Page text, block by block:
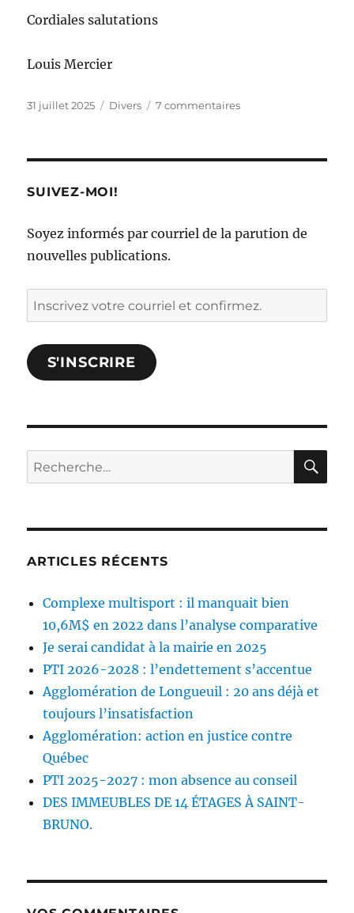
Cordiales salutations
Louis Mercier
Publié
31 juillet 2025 Catégories
Divers 7 commentairessur
SUIVEZ-MOI!
Soyez informés par courriel de la parution de
nouvelles publications.
Inscrivez
votre
courriel
et
S'INSCRIRE
Rechercher :
ARTICLES RÉCENTS
Complexe multisport : il manquait bien
10,6M$ en 2022 dans l’analyse comparative
Je serai candidat à la mairie en 2025
PTI 2026-2028 : l’endettement s’accentue
Agglomération de Longueuil : 20 ans déjà et
toujours l’insatisfaction
Agglomération: action en justice contre
Québec
PTI 2025-2027 : mon absence au conseil
DES IMMEUBLES DE 14 ÉTAGES À SAINT-
BRUNO.